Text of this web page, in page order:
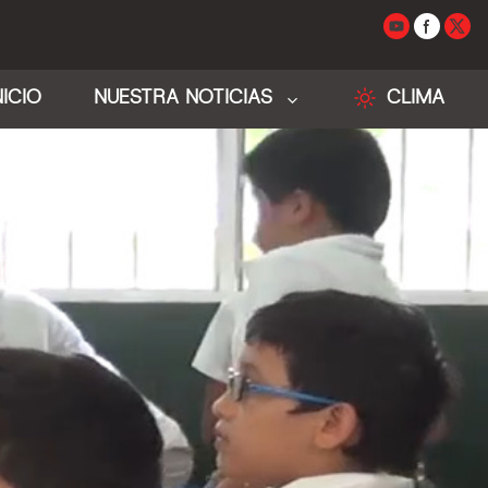
NUESTRA NOTICIAS CLIMA